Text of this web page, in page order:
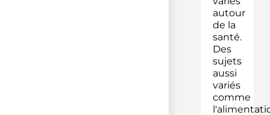
autour
de la
santé.
Des
sujets
aussi
variés
comme